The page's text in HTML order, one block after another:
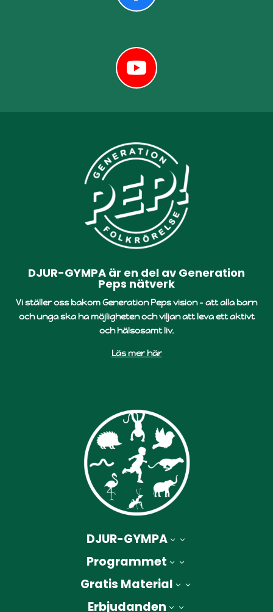
DJUR-GYMPA är en del av Generation
Peps nätverk
Vi ställer oss bakom Generation Peps vision – att alla barn
och unga ska ha möjligheten och viljan att leva ett aktivt
och hälsosamt liv.
Läs mer här
DJUR-GYMPA 3
Programmet 3
Gratis Material 3
Erbjudanden 3